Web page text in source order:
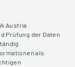
Austria
Prüfung der Daten
als